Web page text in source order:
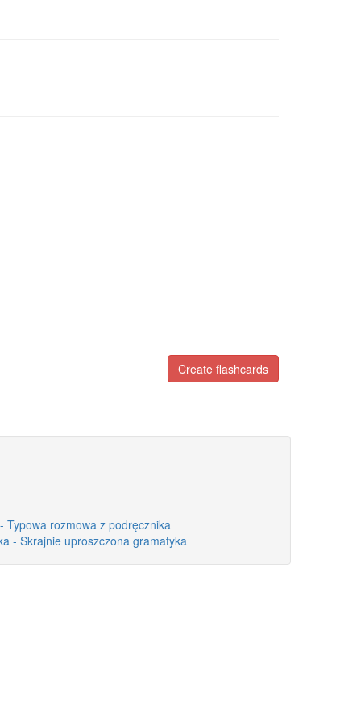
Create flashcards
Typowa rozmowa z podręcznika
- Skrajnie uproszczona gramatyka